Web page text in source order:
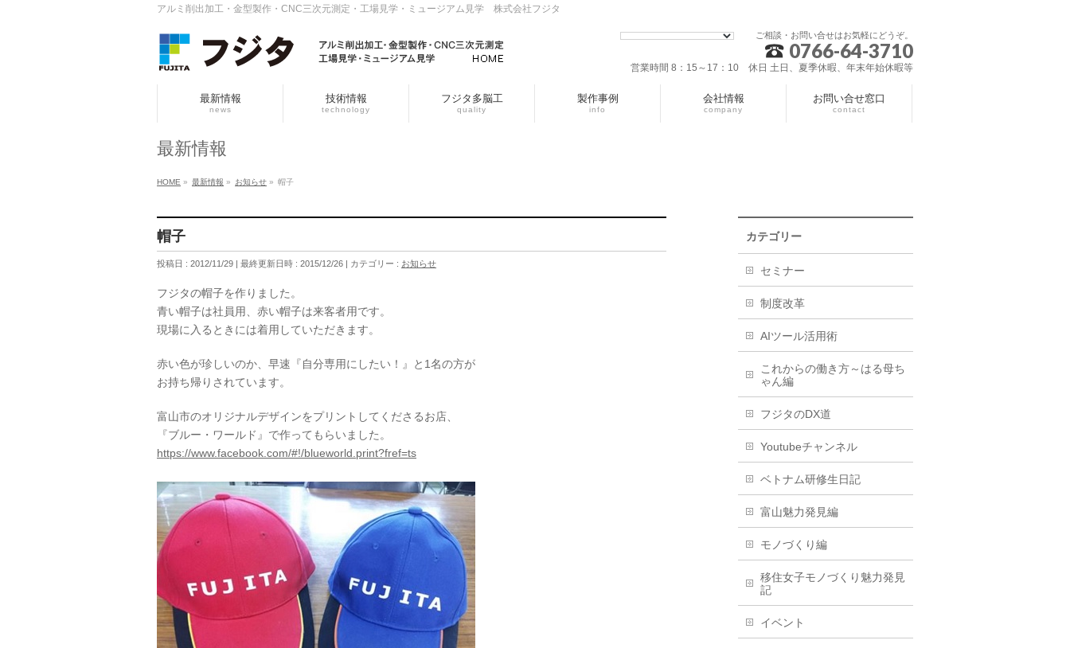
アルミ削出加工・金型製作・CNC三次元測定・工場見学・ミュージアム見学 株式会社フジタ
ご相談・お問い合せはお気軽にどうぞ。
0766-64-3710
営業時間 8：15～17：10 休日 土日、夏季休暇、年末年始休暇等
最新情報
news
技術情報
technology
フジタ多脳工
quality
製作事例
info
会社情報
company
お問い合せ窓口
contact
最新情報
HOME » 最新情報 » お知らせ » 帽子
帽子
投稿日 : 2012/11/29 最終更新日時 : 2015/12/26 カテゴリー : お知らせ
フジタの帽子を作りました。
青い帽子は社員用、赤い帽子は来客者用です。
現場に入るときには着用していただきます。
赤い色が珍しいのか、早速『自分専用にしたい！』と1名の方が
お持ち帰りされています。
富山市のオリジナルデザインをプリントしてくださるお店、
『ブルー・ワールド』で作ってもらいました。
https://www.facebook.com/#!/blueworld.print?fref=ts
カテゴリー
セミナー
制度改革
AIツール活用術
これからの働き方～はる母ち
ゃん編
フジタのDX道
Youtubeチャンネル
ベトナム研修生日記
富山魅力発見編
モノづくり編
移住女子モノづくり魅力発見
記
イベント